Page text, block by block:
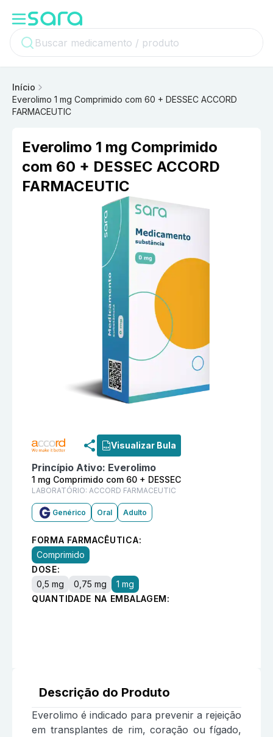
Início
Everolimo 1 mg Comprimido com 60 + DESSEC ACCORD
FARMACEUTIC
Everolimo 1 mg Comprimido
com 60 + DESSEC ACCORD
FARMACEUTIC
Visualizar Bula
Princípio Ativo: Everolimo
1 mg Comprimido com 60 + DESSEC
LABORATÓRIO: ACCORD FARMACEUTIC
Genérico Oral Adulto
FORMA FARMACÊUTICA:
Comprimido
DOSE:
0,5 mg
0,75 mg
1 mg
QUANTIDADE NA EMBALAGEM:
Descrição do Produto
Everolimo é indicado para prevenir a rejeição
em transplantes de rim, coração ou fígado,